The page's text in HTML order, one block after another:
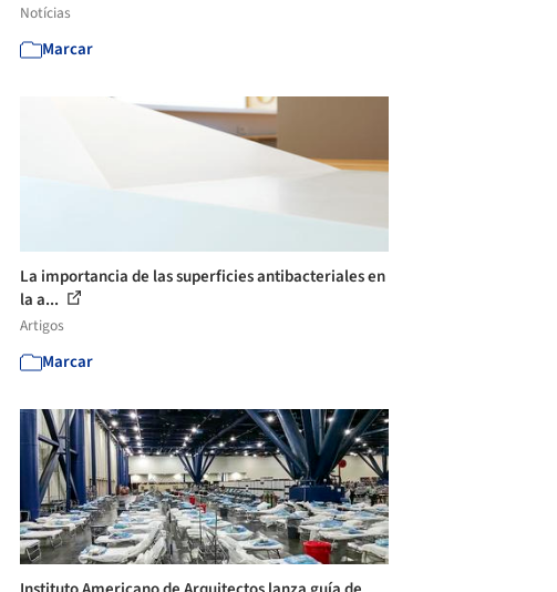
Notícias
Marcar
La importancia de las superficies antibacteriales en
la a...
Artigos
Marcar